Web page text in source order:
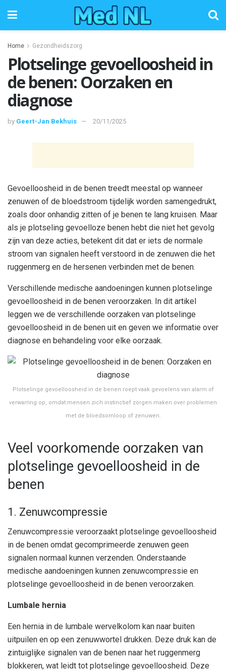
Home Gezondheidszorg
Plotselinge gevoelloosheid in
de benen: Oorzaken en
diagnose
by Geert-Jan Bekhuis 20/11/2025
Gevoelloosheid in de benen treedt meestal op wanneer
zenuwen of de bloedstroom tijdelijk worden samengedrukt,
zoals door onhandig zitten of je benen te lang kruisen. Maar
als je plotseling gevoelloze benen hebt die niet het gevolg
zijn van deze acties, betekent dit dat er iets de normale
stroom van signalen heeft verstoord in de zenuwen die het
ruggenmerg en de hersenen verbinden met de benen.
Verschillende medische aandoeningen kunnen plotselinge
gevoelloosheid in de benen veroorzaken. In dit artikel
leggen we de verschillende oorzaken van plotselinge
gevoelloosheid in de benen uit en geven we informatie over
diagnose en behandeling voor elke oorzaak.
Plotselinge gevoelloosheid in de benen roept vaak gevoelens van alarm of
verwarring op, omdat mensen zich instinctief zorgen maken over problemen
met de bloedsomloop of zenuwen.
Veel voorkomende oorzaken van
plotselinge gevoelloosheid in de
benen
1. Zenuwcompressie
Zenuwcompressie veroorzaakt plotselinge gevoelloosheid
in de benen omdat gecomprimeerde zenuwen geen
signalen normaal kunnen verzenden. Onderstaande
medische aandoeningen kunnen zenuwcompressie en
plotselinge gevoelloosheid in de benen veroorzaken.
Lumbale hernia
Een hernia in de lumbale wervelkolom kan naar buiten
uitpuilen en op een zenuwwortel drukken. Deze druk kan de
zintuiglijke signalen van de benen naar het ruggenmerg
blokkeren, wat leidt tot plotselinge gevoelloosheid. Deze